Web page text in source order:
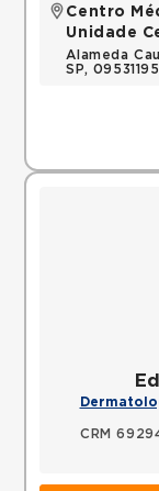
Centro
Unidade
Alameda
SP,
CRM